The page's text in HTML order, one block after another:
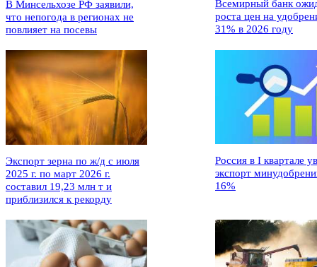
В Минсельхозе РФ заявили,
что непогода в регионах не
повлияет на посевы
Всемирный банк
роста цен на
31% в 2026 году
Экспорт зерна по ж/д с июля
2025 г. по март 2026 г.
составил 19,23 млн т и
приблизился к рекорду
Россия в I квартале
экспорт
16%